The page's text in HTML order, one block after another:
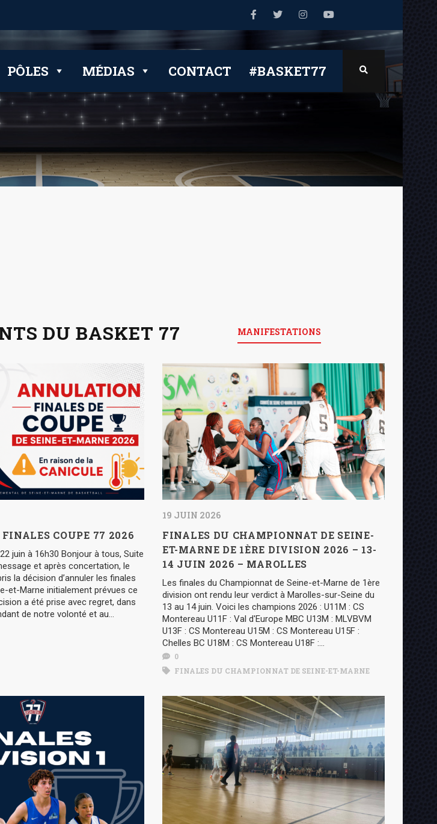
PÔLES MÉDIAS CONTACT #BASKET77
DU BASKET 77 MANIFESTATIONS
COUPE 77 2026
juin à 16h30 Bonjour à tous, Suite
et après concertation, le
la décision d’annuler les finales
et-Marne initialement prévues ce
a été prise avec regret, dans
de notre volonté et au…
19 JUIN 2026
FINALES DU CHAMPIONNAT DE SEINE-
ET-MARNE DE 1ÈRE DIVISION 2026 – 13-
14 JUIN 2026 – MAROLLES
Les finales du Championnat de Seine-et-Marne de 1ère
division ont rendu leur verdict à Marolles-sur-Seine du
13 au 14 juin. Voici les champions 2026 : U11M : CS
Montereau U11F : Val d'Europe MBC U13M : MLVBVM
U13F : CS Montereau U15M : CS Montereau U15F :
Chelles BC U18M : CS Montereau U18F :...
0
FINALES DU CHAMPIONNAT DE SEINE-ET-MARNE